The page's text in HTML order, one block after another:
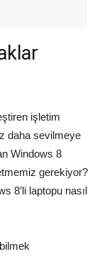
işletim
daha sevilmeye
Windows 8
gerekiyor?
8’li laptopu nasıl